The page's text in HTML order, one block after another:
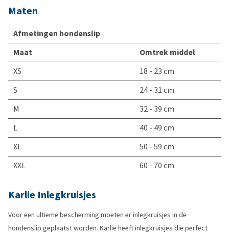
Maten
Afmetingen hondenslip
Maat
Omtrek middel
XS
18 - 23 cm
S
24 - 31 cm
M
32 - 39 cm
L
40 - 49 cm
XL
50 - 59 cm
XXL
60 - 70 cm
Karlie Inlegkruisjes
Voor een ultieme bescherming moeten er inlegkruisjes in de
hondenslip geplaatst worden. Karlie heeft inlegkruisjes die perfect